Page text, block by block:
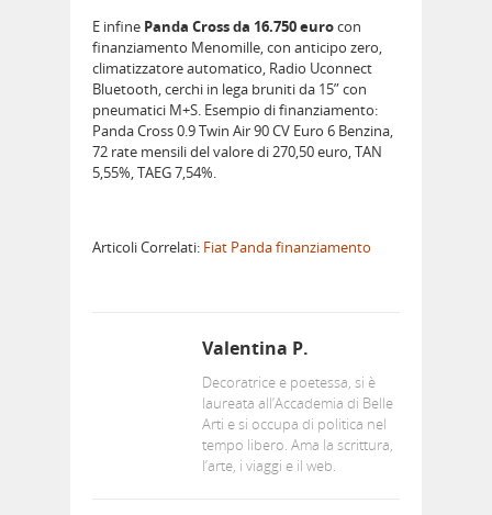
E infine Panda Cross da 16.750 eurocon
finanziamento Menomille, con anticipo zero,
climatizzatore automatico, Radio Uconnect
Bluetooth, cerchi in lega bruniti da 15” con
pneumatici M+S. Esempio di finanziamento:
Panda Cross 0.9 Twin Air 90 CV Euro 6 Benzina,
72 rate mensili del valore di 270,50 euro, TAN
5,55%, TAEG 7,54%.
Articoli Correlati: Fiat Panda finanziamento
Valentina P.
Decoratrice e poetessa, si è
laureata all’Accademia di Belle
Arti e si occupa di politica nel
tempo libero. Ama la scrittura,
l’arte, i viaggi e il web.